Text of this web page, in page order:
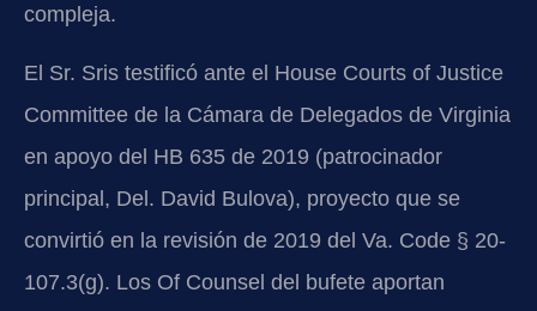
compleja.
El Sr. Sris testificó ante el House Courts of Justice
Committee de la Cámara de Delegados de Virginia
en apoyo del HB 635 de 2019 (patrocinador
principal, Del. David Bulova), proyecto que se
convirtió en la revisión de 2019 del Va. Code § 20-
107.3(g). Los Of Counsel del bufete aportan